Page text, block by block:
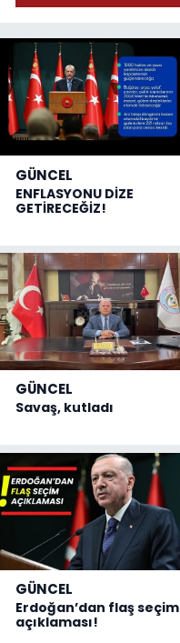
GÜNCEL
ENFLASYONU DİZE
GETİRECEĞİZ!
GÜNCEL
Savaş, kutladı
GÜNCEL
Erdoğan’dan flaş seçim
açıklaması!